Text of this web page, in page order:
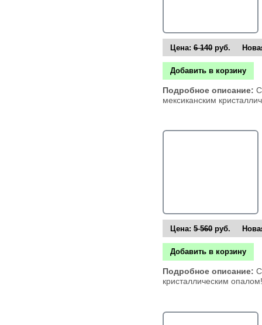
Цена:6 140руб.
Добавить в корзину
Подробное описание:
мексиканским
Цена:5 560руб.
Добавить в корзину
Подробное описание:
кристаллическим опалом!